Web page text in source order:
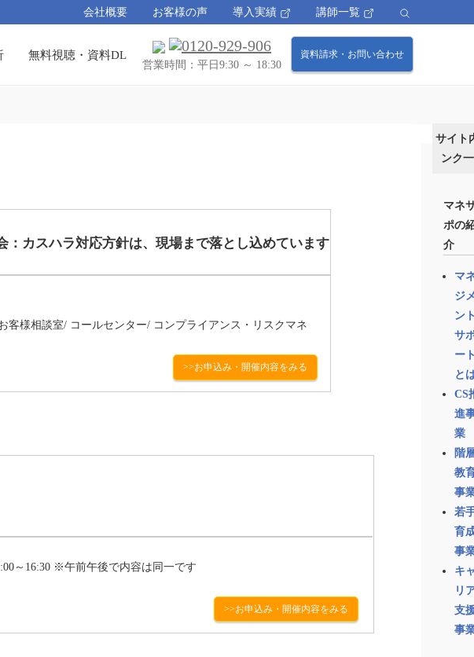
会社概要 お客様の声 導入実績 講師一覧
営業時間：平日9:30 ～ 18:30
資料請求・お問い合わせ
無料視聴・資料DL
：カスハラ対応方針は、現場まで落とし込めています
様相談室/ コールセンター/ コンプライアンス・リスクマネ
>>お申込み・開催内容をみる
～16:30 ※午前午後で内容は同一です
>>お申込み・開催内容をみる
サイト
ンク
マネ
ポの
介
マ
ジ
ン
サ
ー
と
CS
進
業
階
教
事
若
育
事
キ
リ
支
事